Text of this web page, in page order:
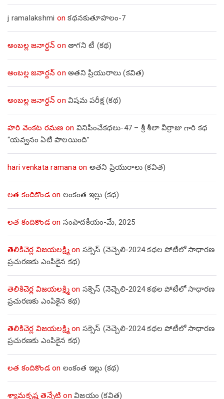
j ramalakshmi onకథనకుతూహలం-7
అంబల్ల జనార్దన్ on తాగని టీ (కథ)
అంబల్ల జనార్దన్ on అతని ప్రియురాలు (కవిత)
అంబల్ల జనార్దన్ on విషమ పరీక్ష (క‌థ‌)
హరి వెంకట రమణ on వినిపించేకథలు-47 – శ్రీ శీలా వీర్రాజు గారి కథ
“యవ్వనం ఏటి పాలయింది”
hari venkata ramanaon అతని ప్రియురాలు (కవిత)
లత కందికొండon లంకంత ఇల్లు (కథ)
లత కందికొండon సంపాదకీయం-మే, 2025
తెలికిచెర్ల విజయలక్ష్మిon సక్సెస్ (నెచ్చెలి-2024 కథల పోటీలో సాధారణ
ప్రచురణకు ఎంపికైన కథ)
తెలికిచెర్ల విజయలక్ష్మిon సక్సెస్ (నెచ్చెలి-2024 కథల పోటీలో సాధారణ
ప్రచురణకు ఎంపికైన కథ)
తెలికిచెర్ల విజయలక్ష్మిon సక్సెస్ (నెచ్చెలి-2024 కథల పోటీలో సాధారణ
ప్రచురణకు ఎంపికైన కథ)
లత కందికొండon లంకంత ఇల్లు (కథ)
శ్యామకృష్ణ తెన్నేటి on విజయం (కవిత)